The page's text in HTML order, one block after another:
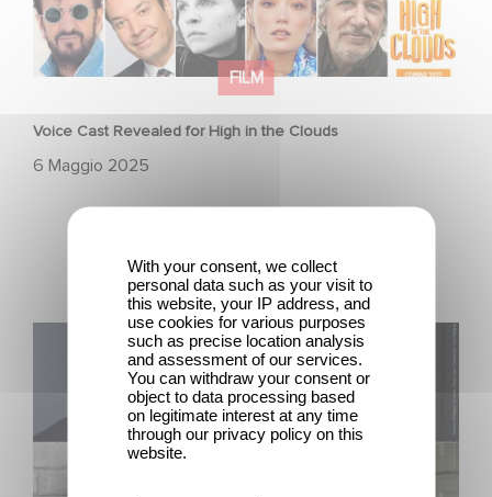
FILM
Voice Cast Revealed for High in the Clouds
6 Maggio 2025
Gaumont boards François Ozon’s feature adaptation of
Albert Camus’ ‘The Stranger’ starring Benjamin Voisin,
Rebecca Marder and Swann Arlaud
With your consent, we collect
personal data such as your visit to
this website, your IP address, and
use cookies for various purposes
such as precise location analysis
and assessment of our services.
You can withdraw your consent or
object to data processing based
on legitimate interest at any time
through our privacy policy on this
website.